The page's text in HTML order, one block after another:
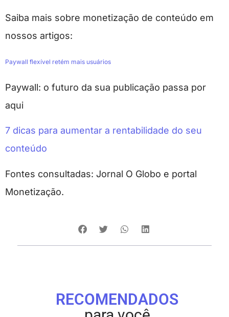
Saiba mais sobre monetização de conteúdo em
nossos artigos:
Paywall flexível retém mais usuários
Paywall: o futuro da sua publicação passa por
aqui
7 dicas para aumentar a rentabilidade do seu
conteúdo
Fontes consultadas: Jornal O Globo e portal
Monetização.
RECOMENDADOS